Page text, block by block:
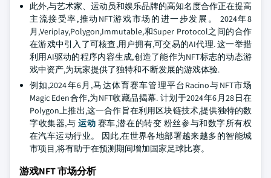
此外,与艺术家、运动员和娱乐品牌的高知名度合作正在提高
主流接受率,推动NFT游戏市场的进一步发展。 2024年8
月,Veriplay,Polygon,Immutable,和Super Protocol之间的合作
在游戏中引入了可核查,用户拥有,可交易的AI代理. 这一举措
利用AI驱动的程序内容生成,创造了能作为NFT标志的动态游
戏中资产,为玩家提供了独特和不断发展的游戏体验.
例如,2024年6月,马达体育赛车管理平台Racino与NFT市场
Magic Eden合作,为NFT收藏品揭幕. 计划于2024年6月28日在
Polygon上推出,这一合作旨在利用区块链技术,提供独特的数
字收集器,与 运动 赛车,潜在的转变 粉丝参与和数字所有权
在汽车运动行业。 因此,在世界各地部署越来越多的智能城
市项目,将有助于在预测期间增加国家足球比赛。
游戏NFT 市场分析